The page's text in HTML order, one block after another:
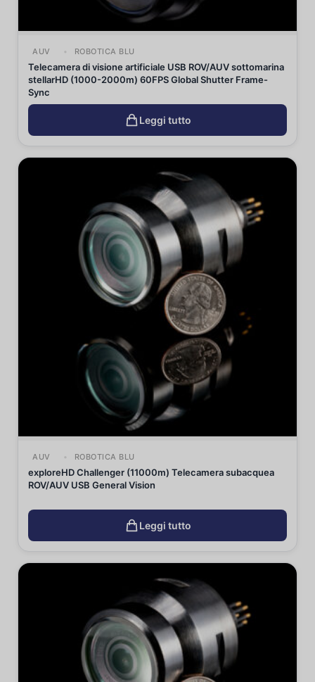
AUV ROBOTICA BLU
Telecamera di visione artificiale USB ROV/AUV sottomarina
stellarHD (1000-2000m) 60FPS Global Shutter Frame-
Sync
Leggi tutto
AUV ROBOTICA BLU
exploreHD Challenger (11000m) Telecamera subacquea
ROV/AUV USB General Vision
Leggi tutto